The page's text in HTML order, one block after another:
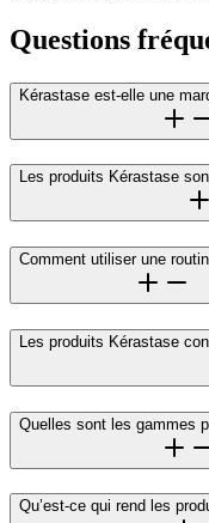
Questions
Kérastase est-elle une
Les produits Kérastase
Comment utiliser une
Les produits Kérastase
Quelles sont les gammes
Qu’est-ce qui rend les